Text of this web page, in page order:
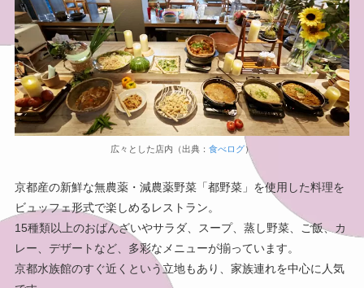
広々とした店内（出典： 食べログ）
京都産の新鮮な無農薬・減農薬野菜「都野菜」を使用した料理を
ビュッフェ形式で楽しめるレストラン。
15種類以上のおばんざいやサラダ、スープ、蒸し野菜、ご飯、カ
レー、デザートなど、多彩なメニューが揃っています。
京都水族館のすぐ近くという立地もあり、家族連れを中心に人気